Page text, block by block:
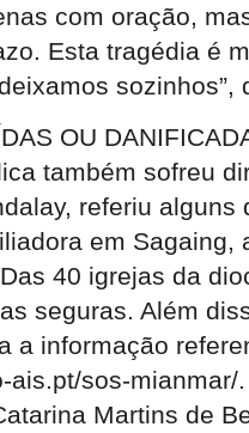
com oração,
Esta tragédia é
sozinhos”,
OU
também sofreu
referiu
em
40 igrejas da
seguras. Além
a informação
ais.pt/sos-
Martins de